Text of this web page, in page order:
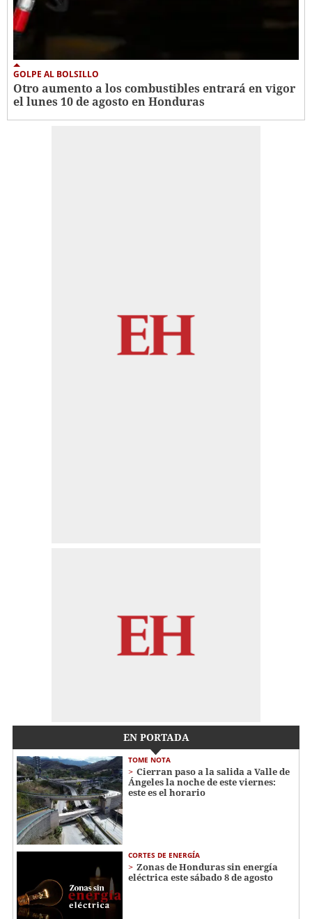
GOLPE AL BOLSILLO
Otro aumento a los combustibles entrará en vigor
el lunes 10 de agosto en Honduras
EN PORTADA
TOME NOTA
Cierran paso a la salida a Valle de
Ángeles la noche de este viernes:
este es el horario
CORTES DE ENERGÍA
Zonas de Honduras sin energía
eléctrica este sábado 8 de agosto